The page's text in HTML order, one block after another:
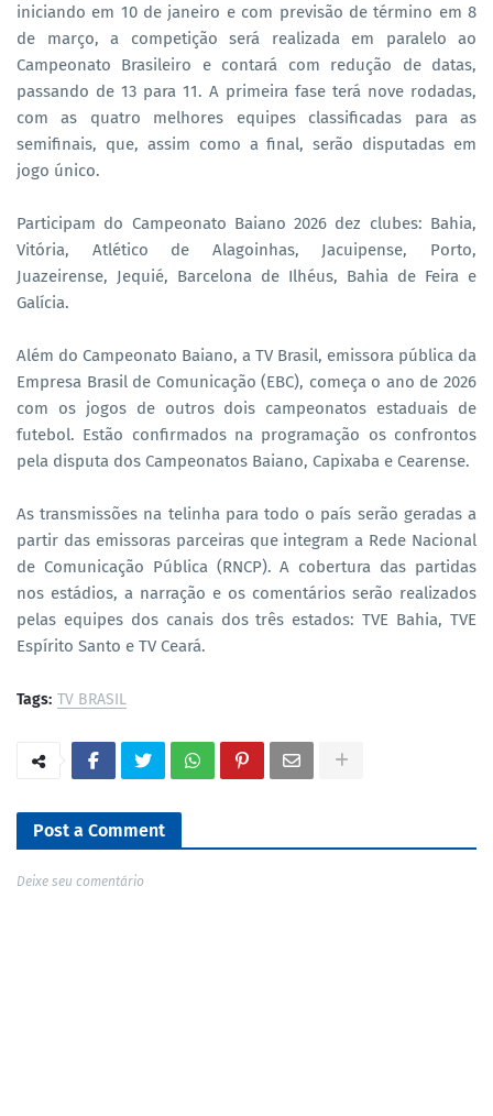
iniciando em 10 de janeiro e com previsão de término em 8
de março, a competição será realizada em paralelo ao
Campeonato Brasileiro e contará com redução de datas,
passando de 13 para 11. A primeira fase terá nove rodadas,
com as quatro melhores equipes classificadas para as
semifinais, que, assim como a final, serão disputadas em
jogo único.
Participam do Campeonato Baiano 2026 dez clubes: Bahia,
Vitória, Atlético de Alagoinhas, Jacuipense, Porto,
Juazeirense, Jequié, Barcelona de Ilhéus, Bahia de Feira e
Galícia.
Além do Campeonato Baiano, a TV Brasil, emissora pública da
Empresa Brasil de Comunicação (EBC), começa o ano de 2026
com os jogos de outros dois campeonatos estaduais de
futebol. Estão confirmados na programação os confrontos
pela disputa dos Campeonatos Baiano, Capixaba e Cearense.
As transmissões na telinha para todo o país serão geradas a
partir das emissoras parceiras que integram a Rede Nacional
de Comunicação Pública (RNCP). A cobertura das partidas
nos estádios, a narração e os comentários serão realizados
pelas equipes dos canais dos três estados: TVE Bahia, TVE
Espírito Santo e TV Ceará.
Tags: TV BRASIL
Post a Comment
Deixe seu comentário